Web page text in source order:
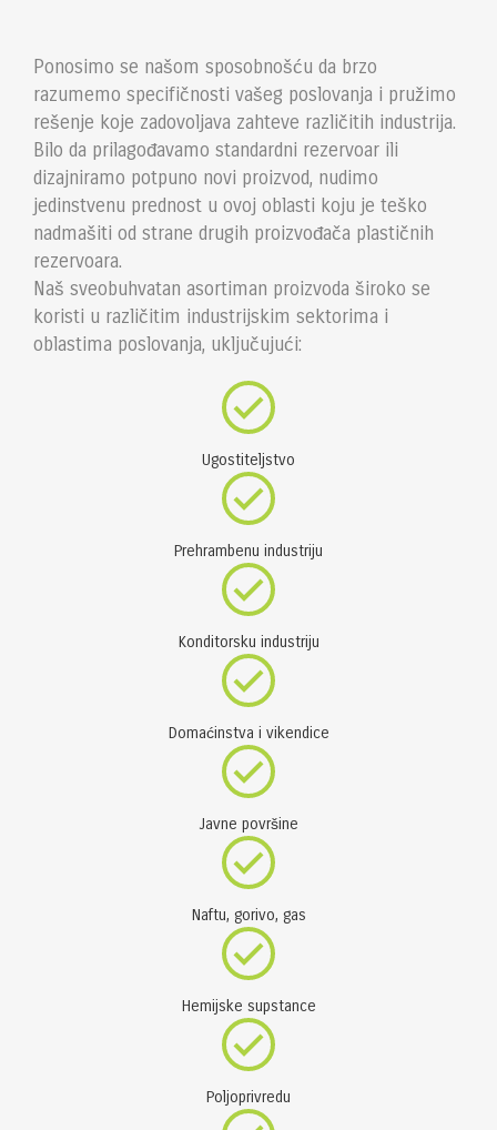
Ponosimo se našom sposobnošću da brzo
razumemo specifičnosti vašeg poslovanja i pružimo
rešenje koje zadovoljava zahteve različitih industrija.
Bilo da prilagođavamo standardni rezervoar ili
dizajniramo potpuno novi proizvod, nudimo
jedinstvenu prednost u ovoj oblasti koju je teško
nadmašiti od strane drugih proizvođača plastičnih
rezervoara.
Naš sveobuhvatan asortiman proizvoda široko se
koristi u različitim industrijskim sektorima i
oblastima poslovanja, uključujući:
Ugostiteljstvo
Prehrambenu industriju
Konditorsku industriju
Domaćinstva i vikendice
Javne površine
Naftu, gorivo, gas
Hemijske supstance
Poljoprivredu